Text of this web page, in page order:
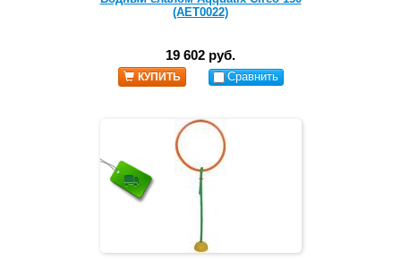
(AET0022)
19 602 руб.
КУПИТЬ Сравнить